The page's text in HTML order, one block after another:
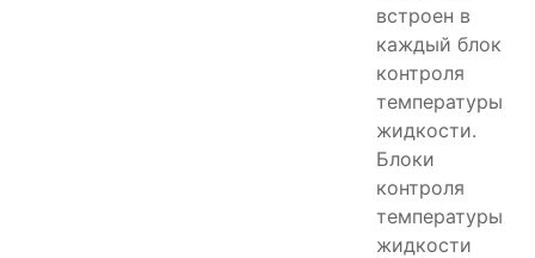
встроен в
каждый блок
контроля
температуры
жидкости.
Блоки
контроля
температуры
жидкости